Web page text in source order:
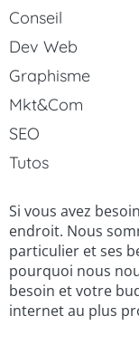
Conseil
Dev Web
Graphisme
Mkt&Com
SEO
Tutos
Si vous avez
endroit. Nous
particulier et ses
pourquoi nous
besoin et votre
internet au plus